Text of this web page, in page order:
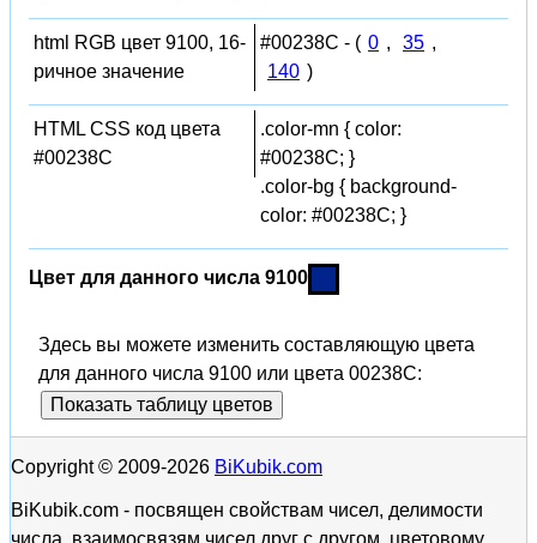
html RGB цвет 9100, 16-
ричное значение
#00238C - ( 0 , 35 ,
140 )
HTML CSS код цвета
#00238C
.color-mn { color:
#00238C; }
.color-bg { background-
color: #00238C; }
Цвет для данного числа 9100
Здесь вы можете изменить составляющую цвета
для данного числа 9100 или цвета 00238C:
Показать таблицу цветов
Copyright © 2009-2026 BiKubik.com
BiKubik.com - посвящен свойствам чисел, делимости
числа, взаимосвязям чисел друг с другом, цветовому